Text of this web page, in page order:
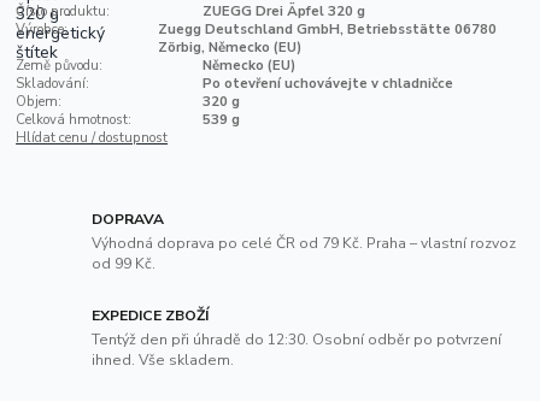
Číslo produktu:
ZUEGG Drei Äpfel 320 g
Výrobce:
Zuegg Deutschland GmbH, Betriebsstätte 06780
Zörbig, Německo (EU)
Země původu:
Německo (EU)
Skladování:
Po otevření uchovávejte v chladničce
Objem:
320 g
Celková hmotnost:
539 g
Hlídat cenu / dostupnost
DOPRAVA
Výhodná doprava po celé ČR od 79 Kč. Praha – vlastní rozvoz
od 99 Kč.
EXPEDICE ZBOŽÍ
Tentýž den při úhradě do 12:30. Osobní odběr po potvrzení
ihned. Vše skladem.